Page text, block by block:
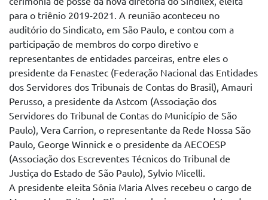
para o triênio 2019-2021. A reunião aconteceu no
auditório do Sindicato, em São Paulo, e contou com a
participação de membros do corpo diretivo e
representantes de entidades parceiras, entre eles o
presidente da Fenastec (Federação Nacional das Entidades
dos Servidores dos Tribunais de Contas do Brasil), Amauri
Perusso, a presidente da Astcom (Associação dos
Servidores do Tribunal de Contas do Município de São
Paulo), Vera Carrion, o representante da Rede Nossa São
Paulo, George Winnick e o presidente da AECOESP
(Associação dos Escreventes Técnicos do Tribunal de
Justiça do Estado de São Paulo), Sylvio Micelli.
A presidente eleita Sônia Maria Alves recebeu o cargo de